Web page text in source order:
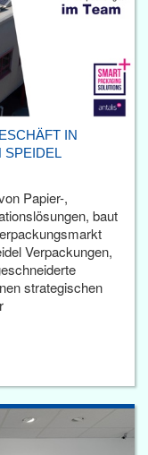
IN
SPEIDEL
Papier-,
baut
Verpackungen,
strategischen